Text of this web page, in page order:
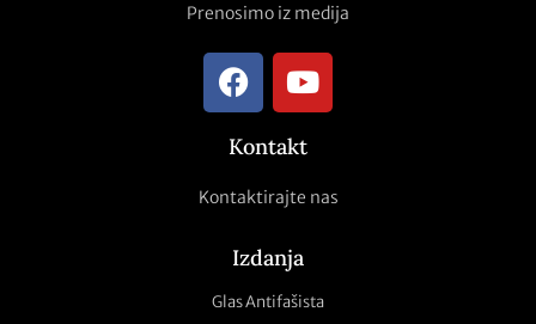
Prenosimo iz medija
Kontakt
Kontaktirajte nas
Izdanja
Glas Antifašista